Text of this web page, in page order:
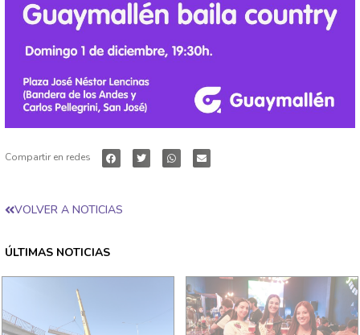
Compartir en redes
VOLVER A NOTICIAS
ÚLTIMAS NOTICIAS